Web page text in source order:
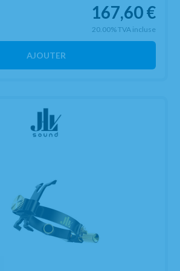
167,60€
20.00%TVA incluse
AJOUTER